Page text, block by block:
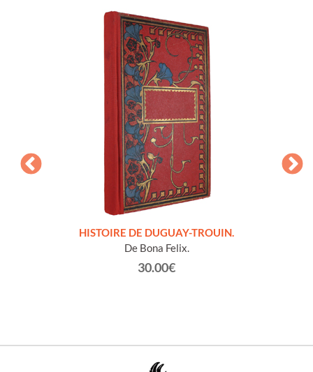
HISTOIRE DE DUGUAY-TROUIN.
De Bona Felix.
30.00€